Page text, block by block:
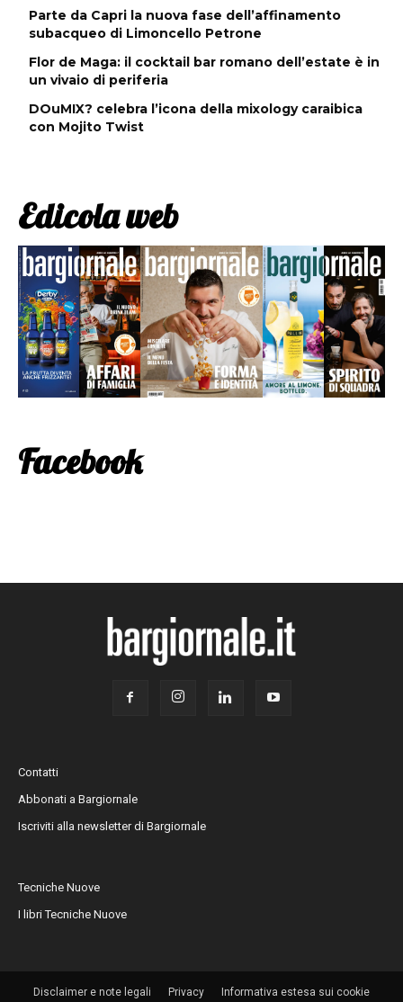
Parte da Capri la nuova fase dell’affinamento
subacqueo di Limoncello Petrone
Flor de Maga: il cocktail bar romano dell’estate è in
un vivaio di periferia
DOuMIX? celebra l’icona della mixology caraibica
con Mojito Twist
Edicola web
Facebook
Contatti
Abbonati a Bargiornale
Iscriviti alla newsletter di Bargiornale
Tecniche Nuove
I libri Tecniche Nuove
Disclaimer e note legali Privacy Informativa estesa sui cookie